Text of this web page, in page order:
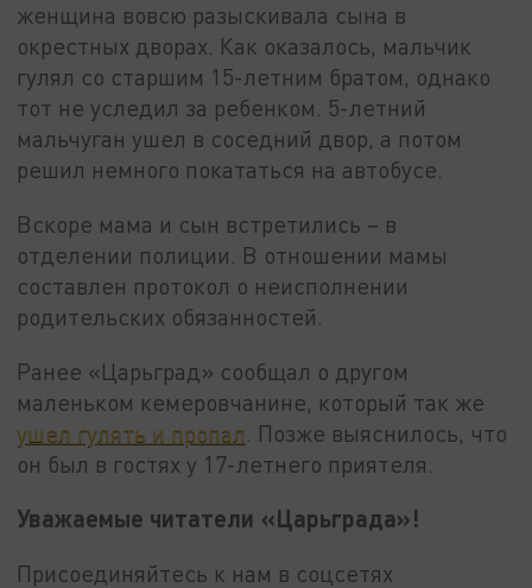
женщина вовсю разыскивала сына в
окрестных дворах. Как оказалось, мальчик
гулял со старшим 15-летним братом, однако
тот не уследил за ребенком. 5-летний
мальчуган ушел в соседний двор, а потом
решил немного покататься на автобусе.
Вскоре мама и сын встретились – в
отделении полиции. В отношении мамы
составлен протокол о неисполнении
родительских обязанностей.
Ранее «Царьград» сообщал о другом
маленьком кемеровчанине, который так же
ушел гулять и пропал . Позже выяснилось, что
он был в гостях у 17-летнего приятеля.
Уважаемые читатели «Царьграда»!
Присоединяйтесь к нам в соцсетях